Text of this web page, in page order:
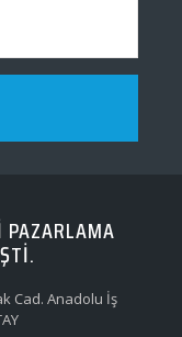
PAZARLAMA
Cad. Anadolu İş